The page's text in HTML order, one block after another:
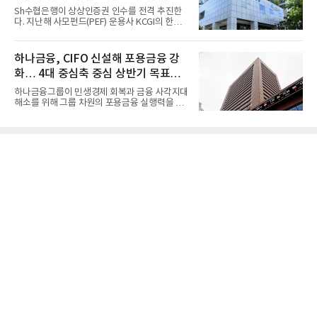
Sh수협은행이 상상인증권 인수를 전격 추진한
다. 지난해 사모펀드(PEF) 운용사 KCGI의 한양
하나금융, CIFO 신설해 포용금융 강
화… 4대 중심축 중심 상반기 목표
60% 달성
하나금융그룹이 민생경제 회복과 금융 사각지대
해소를 위해 그룹 차원의 포용금융 실행력을 대